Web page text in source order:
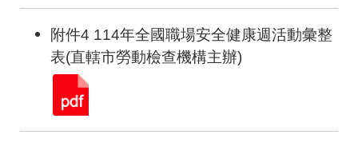
附件4 114年全國職場安全健康週活動彙整
表(直轄市勞動檢查機構主辦)